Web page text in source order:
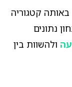
באותה קטגוריה
נתונים
ולהשוות בין